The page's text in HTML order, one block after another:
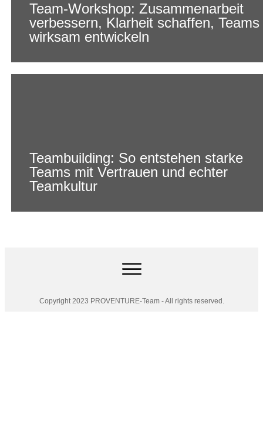
Team-Workshop: Zusammenarbeit
verbessern, Klarheit schaffen, Teams
wirksam entwickeln
Teambuilding: So entstehen starke
Teams mit Vertrauen und echter
Teamkultur
Copyright 2023 PROVENTURE-Team - All rights reserved.